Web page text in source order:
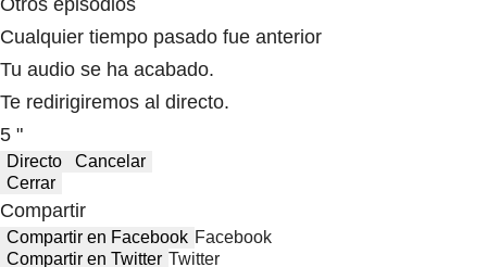
Cualquier tiempo pasado fue anterior
Tu audio se ha acabado.
Te redirigiremos al directo.
5 "
Directo
Cancelar
Cerrar
Compartir
Compartir en Facebook Facebook
Compartir en Twitter Twitter